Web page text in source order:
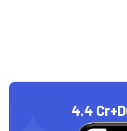
4.4 Cr+